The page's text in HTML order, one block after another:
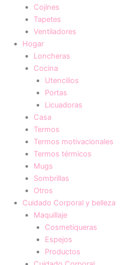
Cojines
Tapetes
Ventiladores
Hogar
Loncheras
Cocina
Utencilios
Portas
Licuadoras
Casa
Termos
Termos motivacionales
Termos térmicos
Mugs
Sombrillas
Otros
Cuidado Corporal y belleza
Maquillaje
Cosmetiqueras
Espejos
Productos